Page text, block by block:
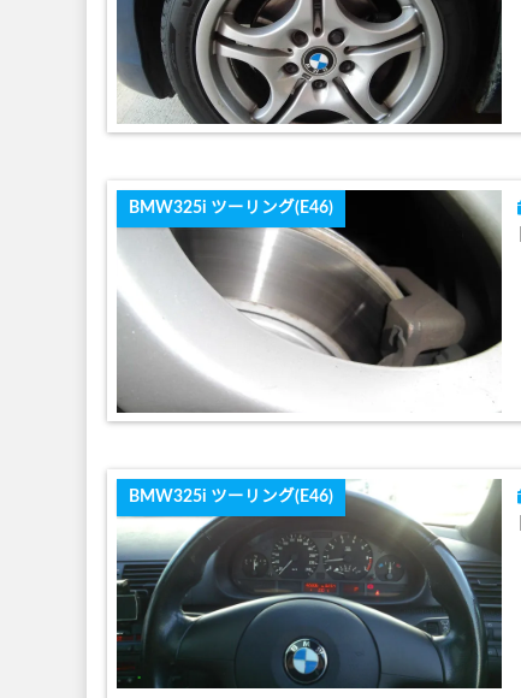
BMW325i ツーリング(E46)
BMW325i ツーリング(E46)